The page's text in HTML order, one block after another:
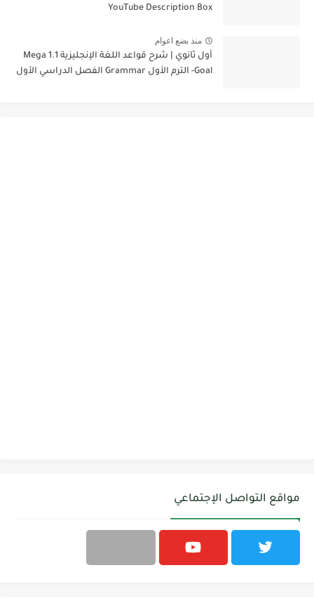
YouTube Description Box
منذ بضع اعوام
أول ثانوي | شرح قواعد اللغة الإنجليزية 1.1 Mega
Goal- الترم الأول Grammar الفصل الدراسي الأول
مواقع التواصل الإجتماعي